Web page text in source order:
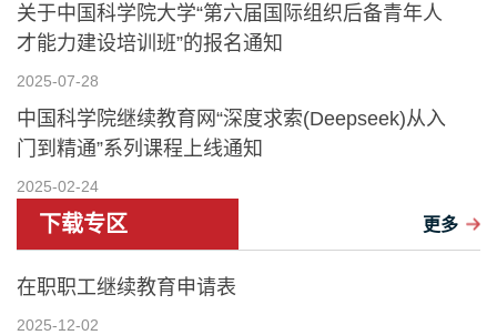
关于中国科学院大学“第六届国际组织后备青年人
才能力建设培训班”的报名通知
2025-07-28
中国科学院继续教育网“深度求索(Deepseek)从入
门到精通”系列课程上线通知
2025-02-24
下载专区 更多
在职职工继续教育申请表
2025-12-02